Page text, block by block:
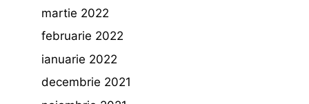
martie 2022
februarie 2022
ianuarie 2022
decembrie 2021